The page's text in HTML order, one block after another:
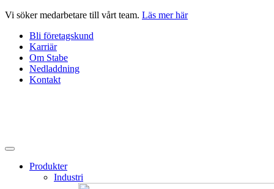
Hoppa
innehåll
Vi söker medarbetare till vårt team. Läs mer här
Bli företagskund
Karriär
Om Stabe
Nedladdning
Kontakt
Produkter
Industri